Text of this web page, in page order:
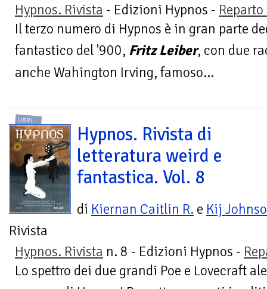
Hypnos. Rivista - Edizioni Hypnos -
Il terzo numero di Hypnos è in gran parte
fantastico del '900, Fritz Leiber, con due
anche Wahington Irving, famoso...
LIBRI
Hypnos. Rivista di
letteratura weird e
fantastica. Vol. 8
di Kiernan Caitlin R. e Kij
Rivista
Hypnos. Rivista n. 8 - Edizioni Hypnos -
Lo spettro dei due grandi Poe e Lovecraft